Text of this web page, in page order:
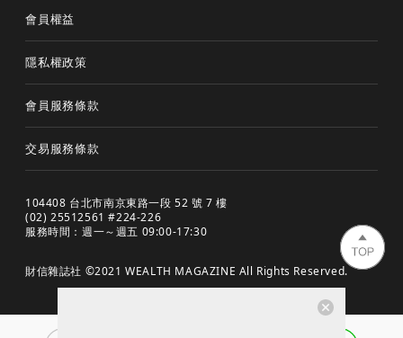
會員權益
隱私權政策
會員服務條款
交易服務條款
104408 台北市南京東路一段 52 號 7 樓
(02) 25512561 #224-226
服務時間：週一～週五 09:00-17:30
財信雜誌社 ©2021 WEALTH MAGAZINE All Rights Reserved.